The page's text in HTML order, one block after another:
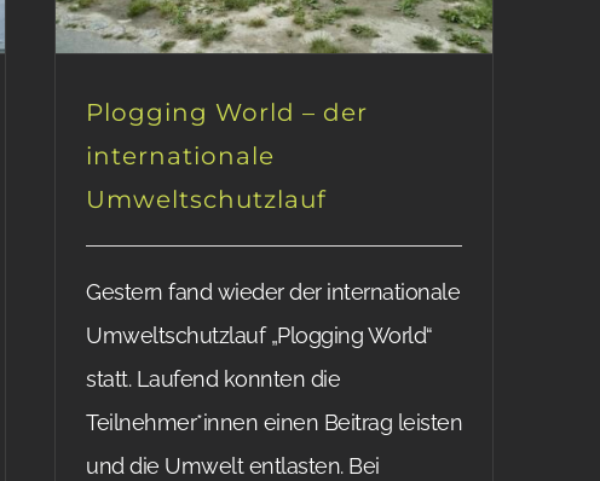
Plogging World – der
internationale
Umweltschutzlauf
Gestern fand wieder der internationale
Umweltschutzlauf „Plogging World“
statt. Laufend konnten die
Teilnehmer*innen einen Beitrag leisten
und die Umwelt entlasten. Bei